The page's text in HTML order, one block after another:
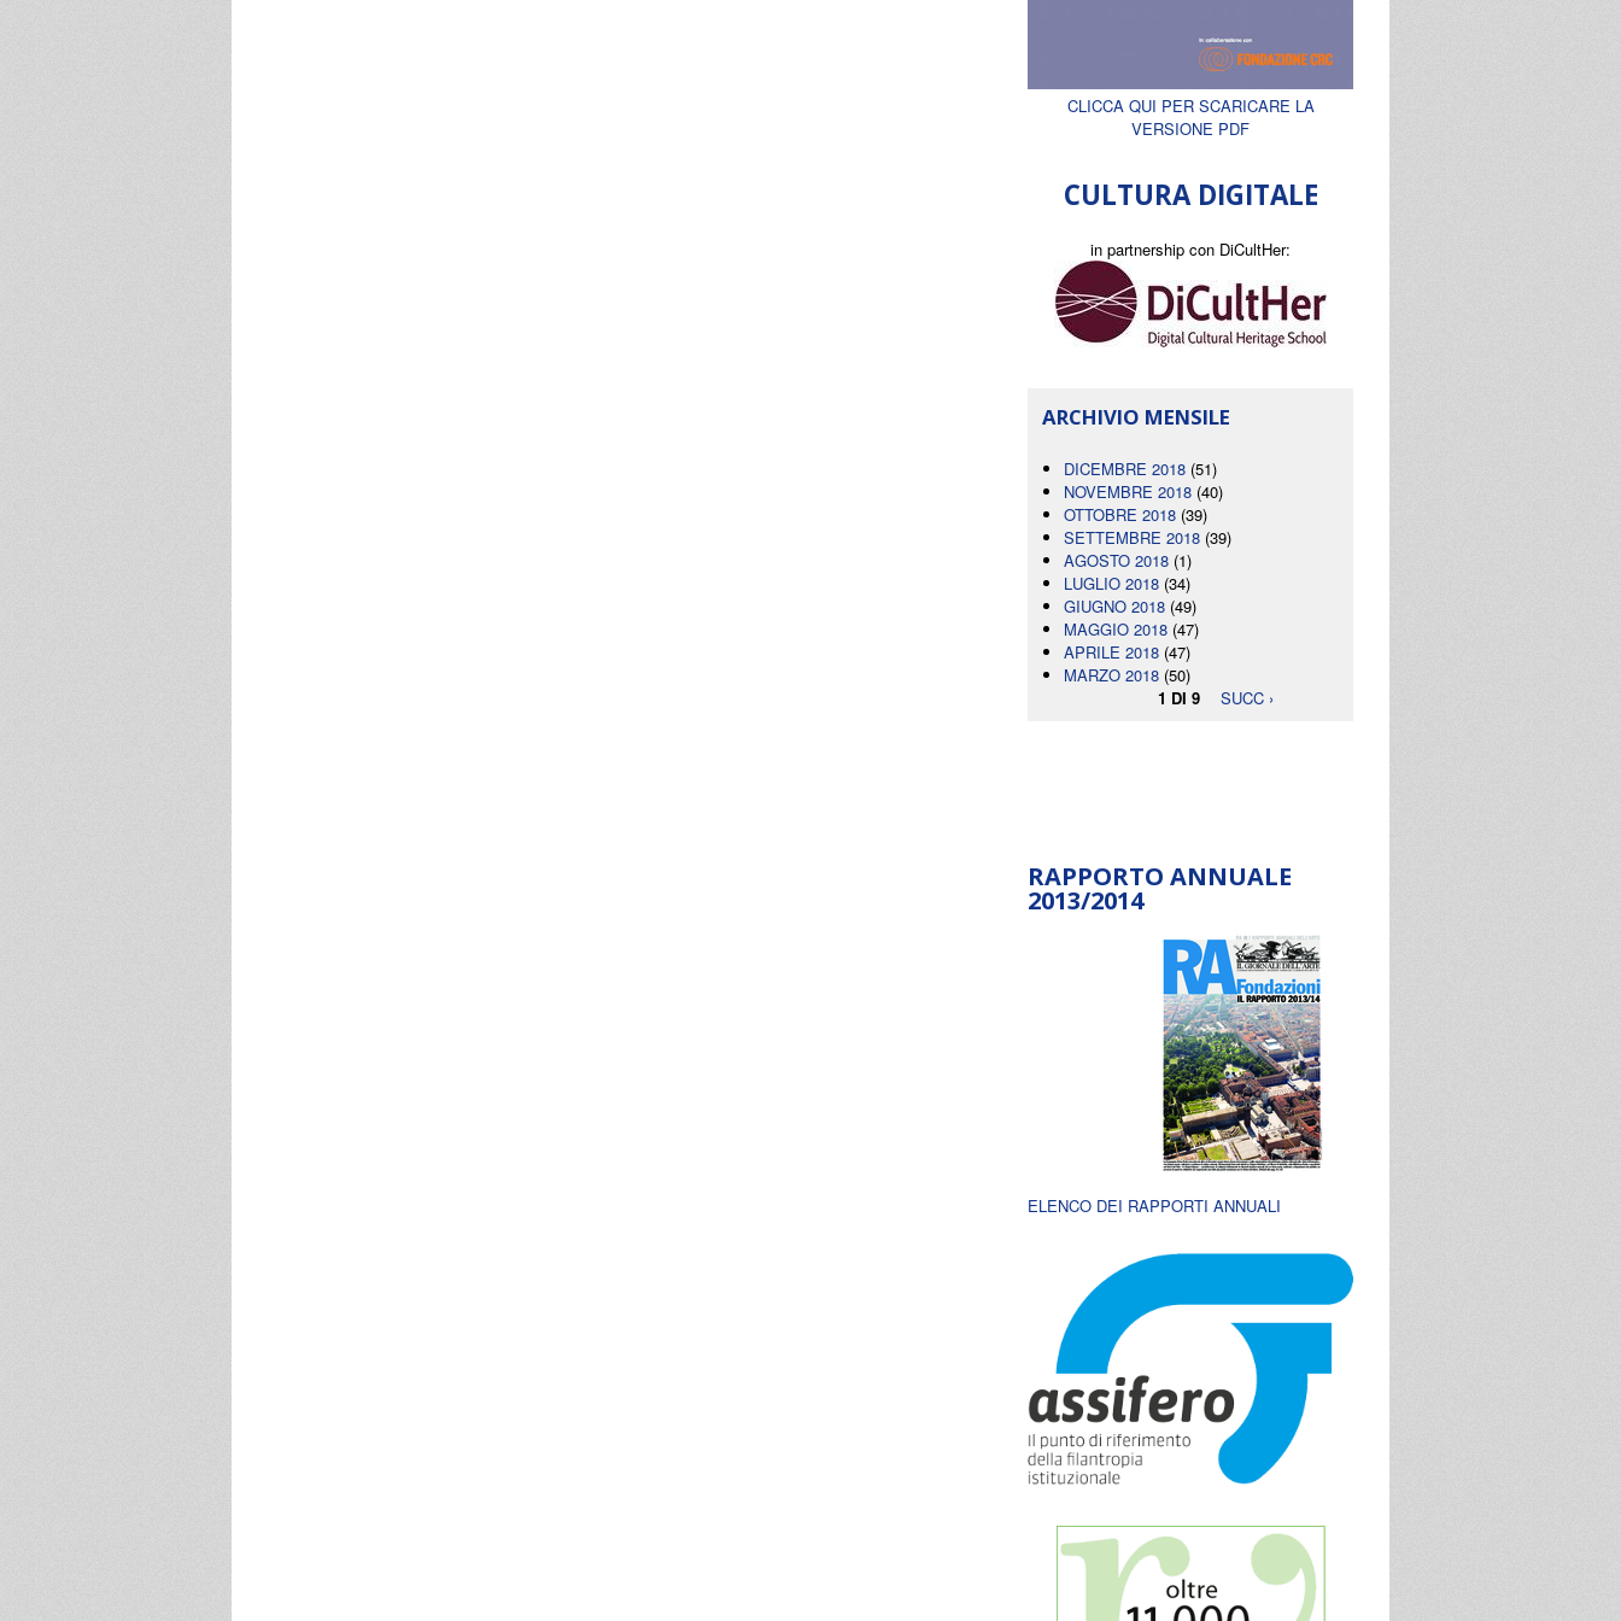
CLICCA QUI PER SCARICARE LA
VERSIONE PDF
CULTURA DIGITALE
in partnership con DiCultHer:
ARCHIVIO MENSILE
DICEMBRE 2018 (51)
NOVEMBRE 2018 (40)
OTTOBRE 2018 (39)
SETTEMBRE 2018 (39)
AGOSTO 2018 (1)
LUGLIO 2018 (34)
GIUGNO 2018 (49)
MAGGIO 2018 (47)
APRILE 2018 (47)
MARZO 2018 (50)
1 DI 9
SUCC ›
RAPPORTO ANNUALE
2013/2014
ELENCO DEI RAPPORTI ANNUALI